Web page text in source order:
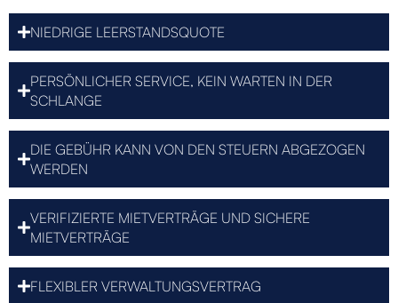
NIEDRIGE LEERSTANDSQUOTE
PERSÖNLICHER SERVICE, KEIN WARTEN IN DER
SCHLANGE
DIE GEBÜHR KANN VON DEN STEUERN ABGEZOGEN
WERDEN
VERIFIZIERTE MIETVERTRÄGE UND SICHERE
MIETVERTRÄGE
FLEXIBLER VERWALTUNGSVERTRAG